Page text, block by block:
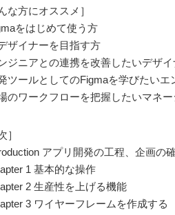
な方にオススメ］
をはじめて使う方
ザイナーを目指す方
ジニアとの連携を改善したいデザイ
ツールとしてのFigmaを学びたいエ
のワークフローを把握したいマネ
］
アプリ開発の工程、企画の
1 基本的な操作
2 生産性を上げる機能
3 ワイヤーフレームを作成する